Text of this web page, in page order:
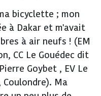
bicyclette ; mon
à Dakar et m'avait
à air neufs ! (EM
CC Le Gouédec dit
Goybet , EV Le
Ma